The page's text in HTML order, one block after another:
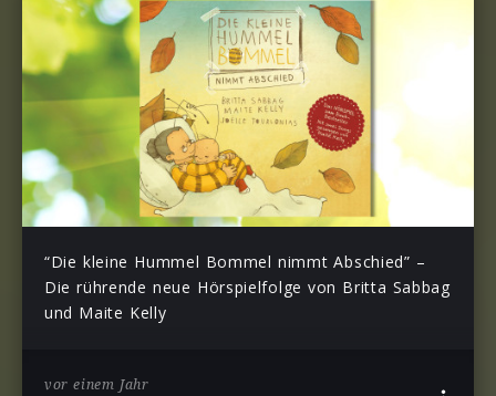
“Die kleine Hummel Bommel nimmt Abschied” –
Die rührende neue Hörspielfolge von Britta Sabbag
und Maite Kelly
vor einem Jahr